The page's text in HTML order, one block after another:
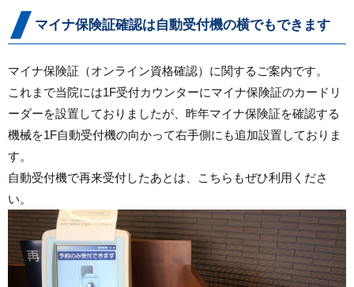
マイナ保険証確認は自動受付機の横でもできます
マイナ保険証（オンライン資格確認）に関するご案内です。
これまで当院には1F受付カウンターにマイナ保険証のカードリ
ーダーを設置しておりましたが、昨年マイナ保険証を確認する
機械を1F自動受付機の向かって右手側にも追加設置しておりま
す。
自動受付機で再来受付したあとは、こちらもぜひ利用くださ
い。